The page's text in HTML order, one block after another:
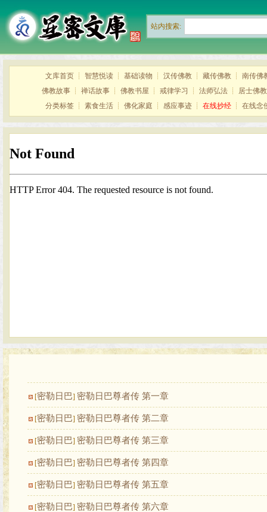
站内搜索:
文库首页 ┊ 智慧悦读 ┊ 基础读物 ┊ 汉传佛教 ┊ 藏传佛教 ┊ 南传佛
佛教故事 ┊ 禅话故事 ┊ 佛教书屋 ┊ 戒律学习 ┊ 法师弘法 ┊ 居士佛教
分类标签 ┊ 素食生活 ┊ 佛化家庭 ┊ 感应事迹 ┊ 在线抄经 ┊ 在线念
[密勒日巴] 密勒日巴尊者传 第一章
[密勒日巴] 密勒日巴尊者传 第二章
[密勒日巴] 密勒日巴尊者传 第三章
[密勒日巴] 密勒日巴尊者传 第四章
[密勒日巴] 密勒日巴尊者传 第五章
[密勒日巴] 密勒日巴尊者传 第六章